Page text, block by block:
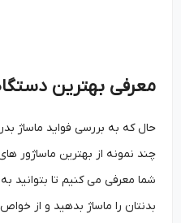
معرفی بهترین دستگاه
حال که به بررسی فواید ماساژ بدن و
چند نمونه از بهترین ماساژور های
شما معرفی می کنیم تا بتوانید به
بدنتان را ماساژ بدهید و از خواص